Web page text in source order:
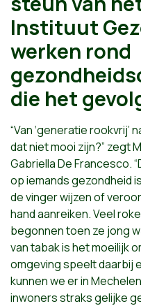
Instituut
werken rond
die het
“Van ‘generatie rookvrij’
dat niet mooi zijn?” zegt
Gabriella De Francesco.
op iemands gezondheid
de vinger wijzen of
hand aanreiken. Veel
begonnen toen ze jong
van tabak is het moeilijk
omgeving speelt daarbij
kunnen we er in
inwoners straks gelijke